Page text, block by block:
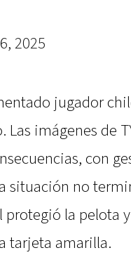
2025
jugador
imágenes de
con
situación no
protegió la pelota
tarjeta amarilla.